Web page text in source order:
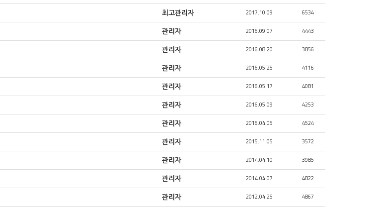
최고관리자 2017.10.09 6534
관리자 2016.09.07 4443
관리자 2016.08.20 3856
관리자 2016.05.25 4116
관리자 2016.05.17 4081
관리자 2016.05.09 4253
관리자 2016.04.05 4524
관리자 2015.11.05 3572
관리자 2014.04.10 3985
관리자 2014.04.07 4822
관리자 2012.04.25 4867